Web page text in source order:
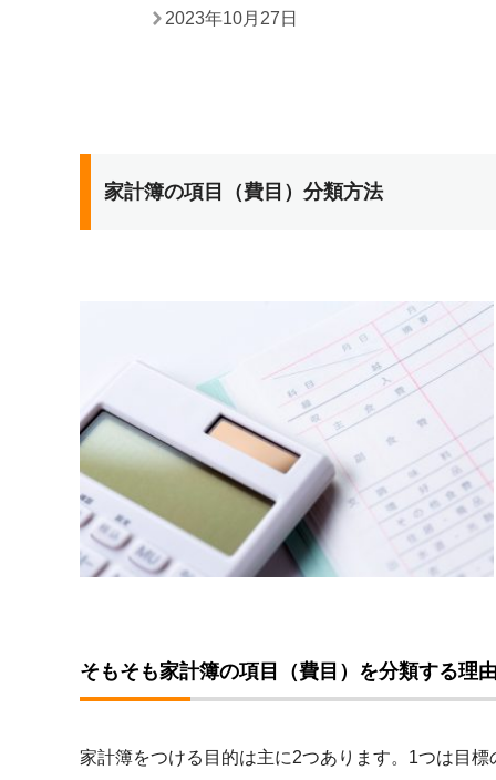
2023年10月27日
家計簿の項目（費目）分類方法
そもそも家計簿の項目（費目）を分類する理
家計簿をつける目的は主に2つあります。1つは目